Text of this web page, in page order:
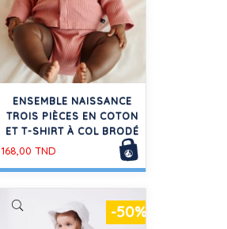
ENSEMBLE NAISSANCE
TROIS PIÈCES EN COTON
ET T-SHIRT À COL BRODÉ
168,00 TND
-50%